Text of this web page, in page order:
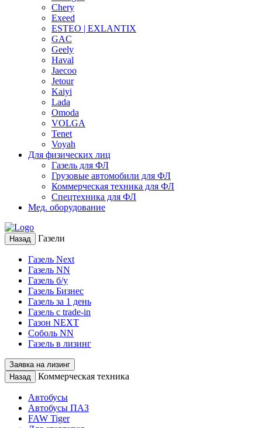
Chery
Exeed
ESTEO | EXLANTIX
GAC
Geely
Haval
Jaecoo
Jetour
Kaiyi
Lada
Omoda
VOLGA
Tenet
Voyah
Для физических лиц
Газель для ФЛ
Грузовые автомобили для ФЛ
Коммерческая техника для ФЛ
Спецтехника для ФЛ
Мед. оборудование
Назад Газели
Газель Next
Газель NN
Газель б/у
Газель Бизнес
Газель за 1 день
Газель с trade-in
Газон NEXT
Соболь NN
Газель в лизинг
Заявка на лизинг
Назад
Коммерческая техника
Автобусы
Автобусы ПАЗ
FAW Tiger